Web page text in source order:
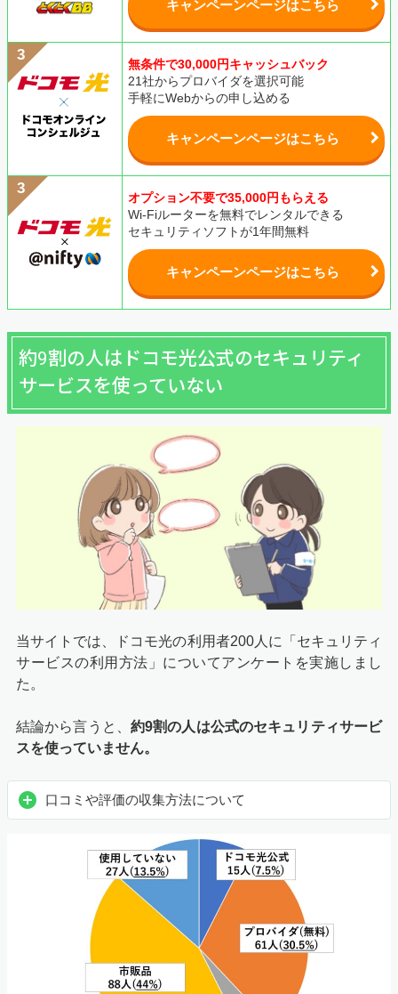
キャンペーンページはこちら
無条件で30,000円キャッシュバック
21社からプロバイダを選択可能
手軽にWebからの申し込める
キャンペーンページはこちら
オプション不要で35,000円もらえる
Wi-Fiルーターを無料でレンタルできる
セキュリティソフトが1年間無料
キャンペーンページはこちら
約9割の人はドコモ光公式のセキュリティ
サービスを使っていない
当サイトでは、ドコモ光の利用者200人に「セキュリティ
サービスの利用方法」についてアンケートを実施しまし
た。
結論から言うと、 約9割の人は公式のセキュリティサービ
スを使っていません。
口コミや評価の収集方法について